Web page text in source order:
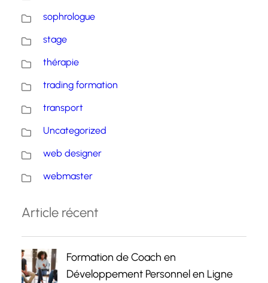
sophrologue
stage
thérapie
trading formation
transport
Uncategorized
web designer
webmaster
Article récent
Formation de Coach en
Développement Personnel en Ligne